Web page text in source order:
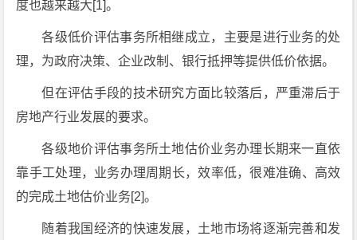
度也越来越大[1]。
各级低价评估事务所相继成立，主要是进行业务的处
理，为政府决策、企业改制、银行抵押等提供低价依据。
但在评估手段的技术研究方面比较落后，严重滞后于
房地产行业发展的要求。
各级地价评估事务所土地估价业务办理长期来一直依
靠手工处理，业务办理周期长，效率低，很难准确、高效
的完成土地估价业务[2]。
随着我国经济的快速发展，土地市场将逐渐完善和发